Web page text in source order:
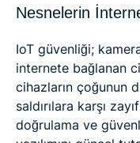
Nesnelerin
IoT güvenliği;
internete bağlanan
cihazların çoğunun
saldırılara karşı
doğrulama ve